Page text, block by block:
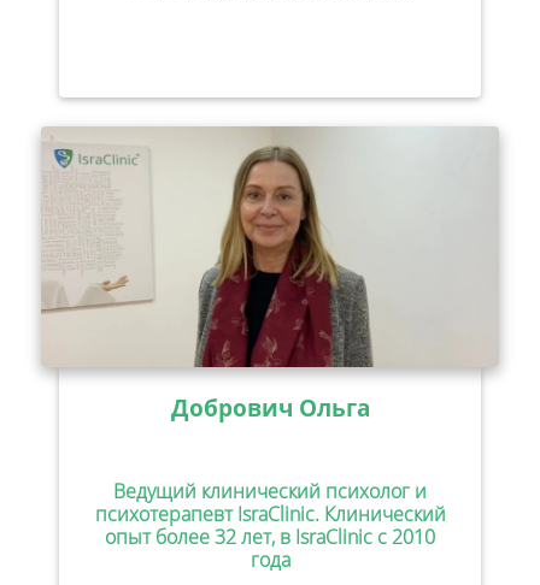
Добрович Ольга
Ведущий клинический психолог и
психотерапевт IsraClinic. Клинический
опыт более 32 лет, в IsraClinic с 2010
года